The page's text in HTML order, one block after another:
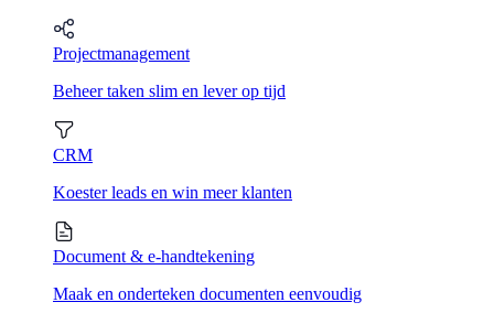
Projectmanagement
Beheer taken slim en lever op tijd
CRM
Koester leads en win meer klanten
Document & e-handtekening
Maak en onderteken documenten eenvoudig